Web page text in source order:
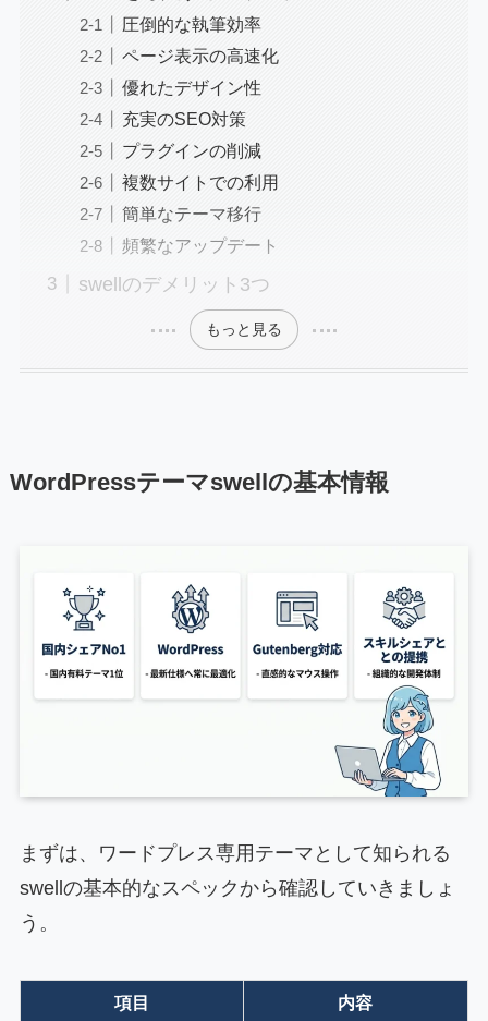
圧倒的な執筆効率
ページ表示の高速化
優れたデザイン性
充実のSEO対策
プラグインの削減
複数サイトでの利用
簡単なテーマ移行
頻繁なアップデート
swellのデメリット3つ
もっと見る
WordPressテーマswellの基本情報
まずは、ワードプレス専用テーマとして知られる
swellの基本的なスペックから確認していきましょ
う。
項目 内容